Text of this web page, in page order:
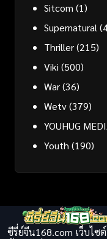
Sitcom (1)
Supernatural
Thriller(215)
Viki (500)
War(36)
Wetv(379)
YOUHUG
Youth (190)
ซีรี่ย์จีน168.com เว็บไซ